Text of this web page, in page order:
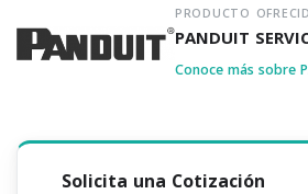
PRODUCTO
PANDUIT
Conoce más sobre
Solicita una Cotización